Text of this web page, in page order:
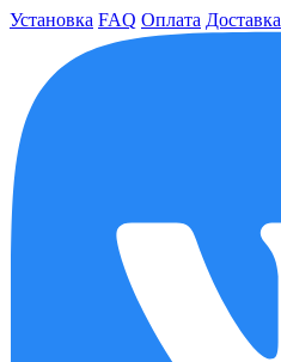
Установка FAQ Оплата Доставка